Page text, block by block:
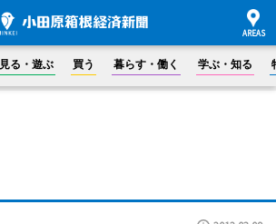
見る・遊ぶ 買う 暮らす・働く 学ぶ・知る